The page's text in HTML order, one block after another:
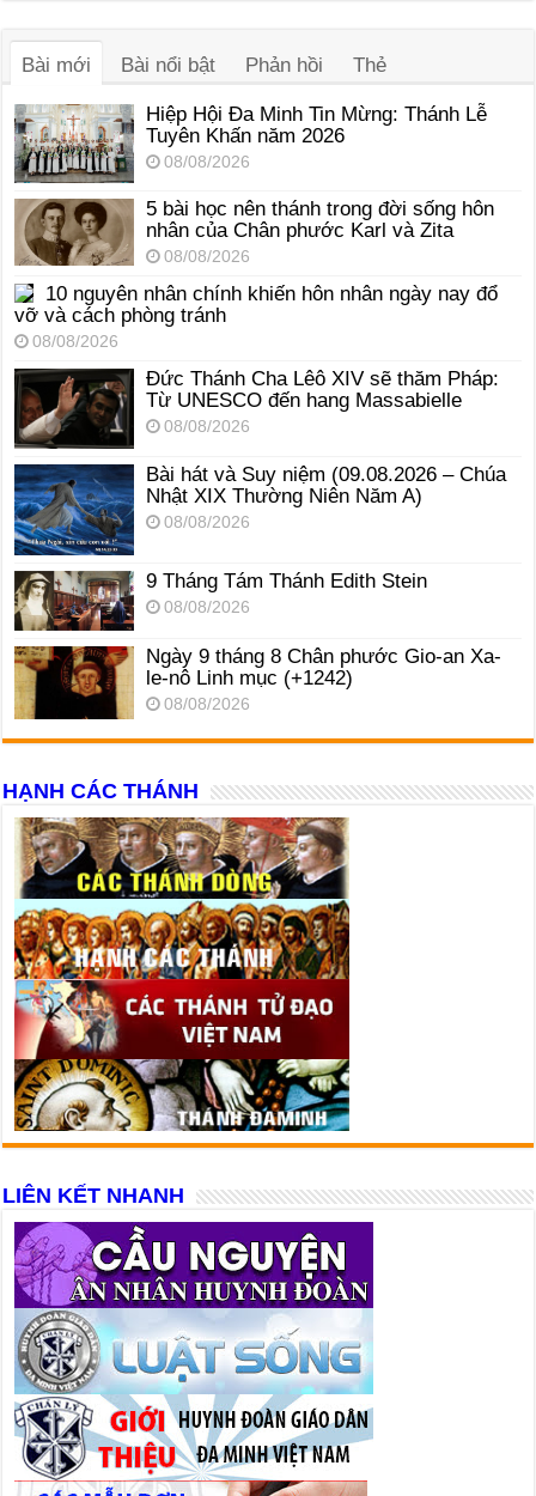
Bài mới
Bài nổi bật Phản hồi Thẻ
Hiệp Hội Đa Minh Tin Mừng: Thánh Lễ
Tuyên Khấn năm 2026
08/08/2026
5 bài học nên thánh trong đời sống hôn
nhân của Chân phước Karl và Zita
08/08/2026
10 nguyên nhân chính khiến hôn nhân ngày nay đổ
vỡ và cách phòng tránh
08/08/2026
Đức Thánh Cha Lêô XIV sẽ thăm Pháp:
Từ UNESCO đến hang Massabielle
08/08/2026
Bài hát và Suy niệm (09.08.2026 – Chúa
Nhật XIX Thường Niên Năm A)
08/08/2026
9 Tháng Tám Thánh Edith Stein
08/08/2026
Ngày 9 tháng 8 Chân phước Gio-an Xa-
le-nô Linh mục (+1242)
08/08/2026
HẠNH CÁC THÁNH
LIÊN KẾT NHANH